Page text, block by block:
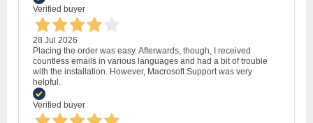
Verified buyer
28 Jul 2026
Placing the order was easy. Afterwards, though, I received
countless emails in various languages and had a bit of trouble
with the installation. However, Macrosoft Support was very
helpful.
Verified buyer